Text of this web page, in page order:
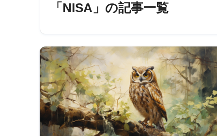
「NISA」の記事一覧